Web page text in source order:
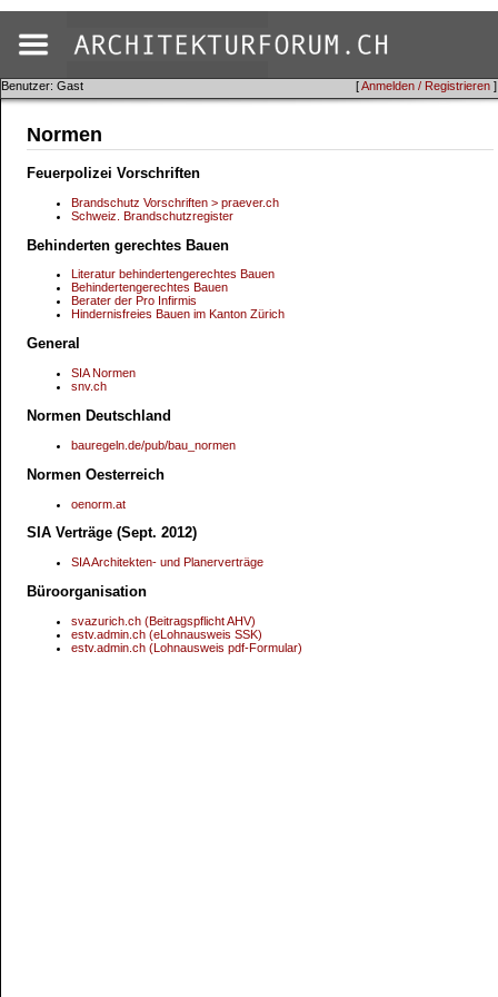
[Anmelden / Registrieren ]
Benutzer: Gast
Normen
Feuerpolizei Vorschriften
Brandschutz Vorschriften > praever.ch
Schweiz. Brandschutzregister
Behinderten gerechtes Bauen
Literatur behindertengerechtes Bauen
Behindertengerechtes Bauen
Berater der Pro Infirmis
Hindernisfreies Bauen im Kanton Zürich
General
SIA Normen
snv.ch
Normen Deutschland
bauregeln.de/pub/bau_normen
Normen Oesterreich
oenorm.at
SIA Verträge (Sept. 2012)
SIA Architekten- und Planerverträge
Büroorganisation
svazurich.ch (Beitragspflicht AHV)
estv.admin.ch (eLohnausweis SSK)
estv.admin.ch (Lohnausweis pdf-Formular)